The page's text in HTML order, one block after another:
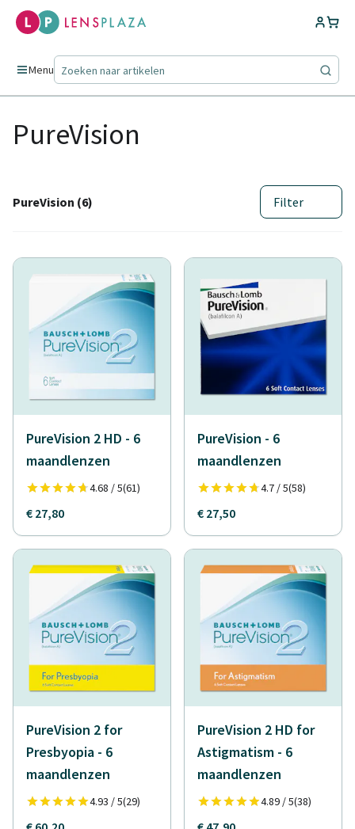
Menu
PureVision
PureVision (6) Filter
PureVision 2 HD - 6
maandlenzen
4.68 / 5(61)
€ 27,80
PureVision - 6
maandlenzen
4.7 / 5(58)
€ 27,50
PureVision 2 for
Presbyopia - 6
maandlenzen
4.93 / 5(29)
PureVision 2 HD for
Astigmatism - 6
maandlenzen
4.89 / 5(38)